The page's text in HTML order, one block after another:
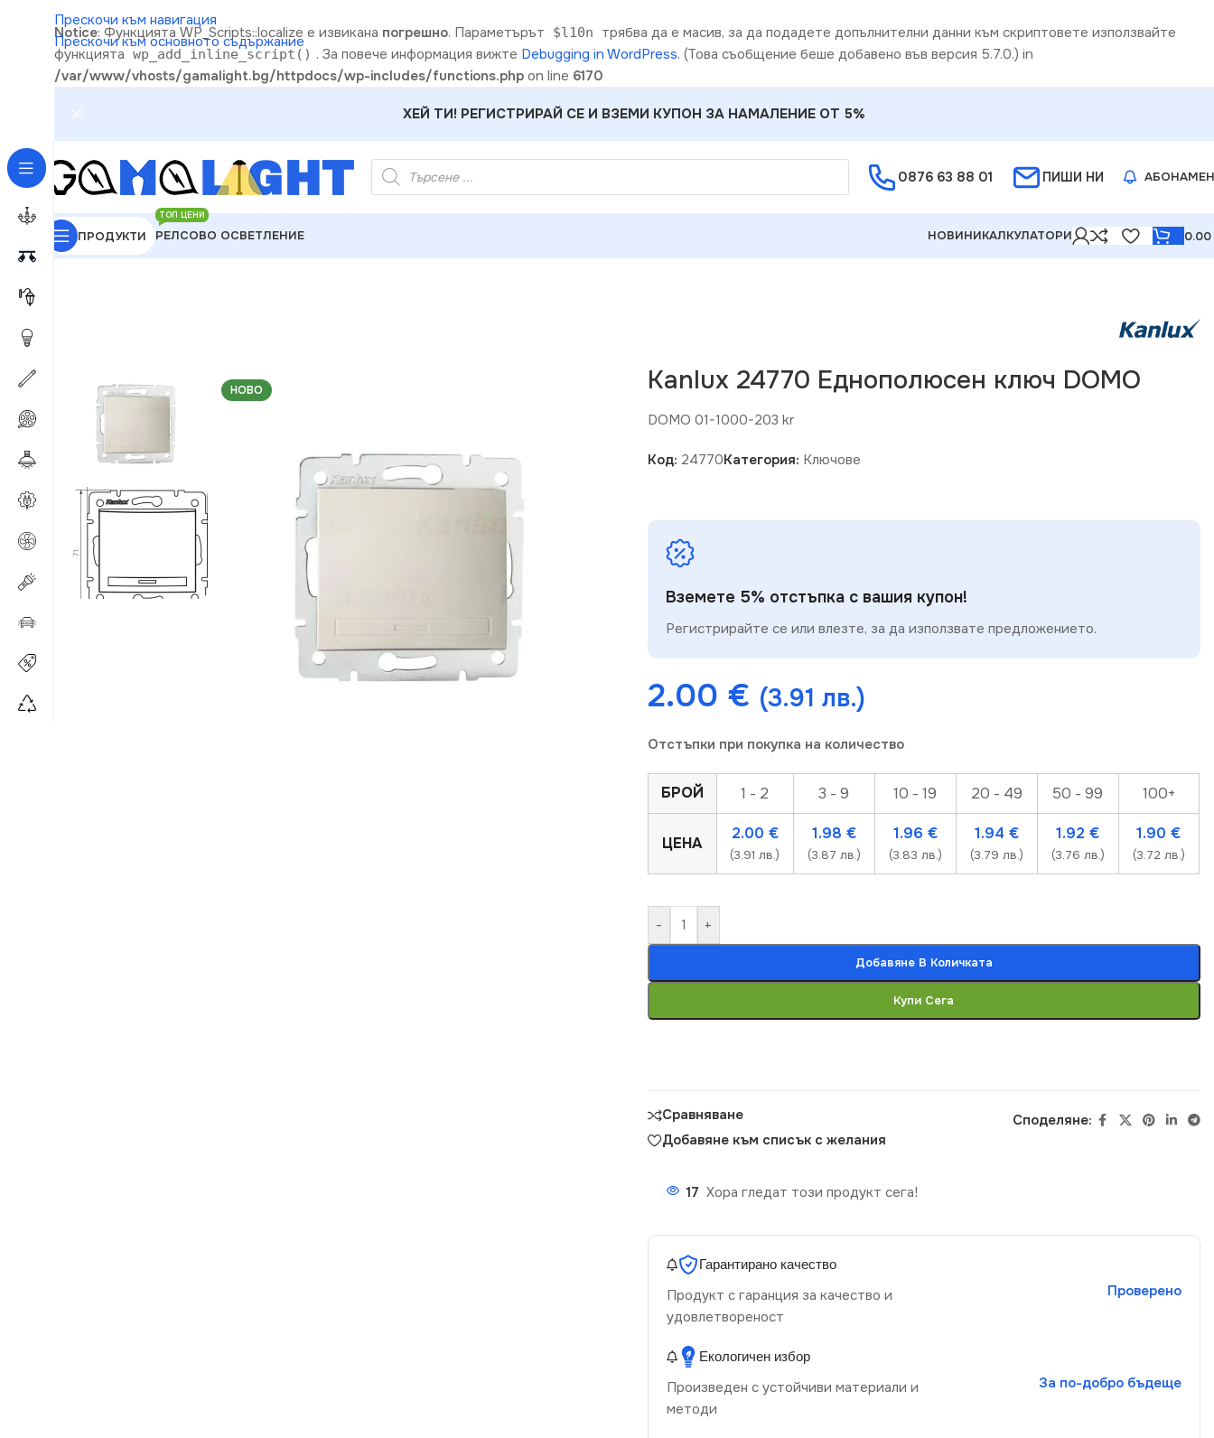
Notice: Функцията WP_Scripts::localize е извикана погрешно. Параметърът $l10n
трябва да е масив, за да подадете допълнителни данни към скриптовете използвайте
функцията wp_add_inline_script() . За повече информация вижте Debugging in WordPress. (Това съобщение беше добавено във версия 5.7.0.) in
/var/www/vhosts/gamalight.bg/httpdocs/wp-includes/functions.php on line 6170
Прескочи към навигация
Прескочи към основното съдържание
ХЕЙ ТИ! РЕГИСТРИРАЙ СЕ И ВЗЕМИ КУПОН ЗА НАМАЛЕНИЕ ОТ 5%
0876 63 88 01 ПИШИ НИ
ПРОДУКТИ РЕЛСОВО ОСВЕТЛЕНИЕ
ТОП ЦЕНИ
НОВИНИКАЛКУЛАТОРИ 0.00
GAMALIGHT»
НОВО Kanlux 24770 Еднополюсен ключ DOMO
DOMO 01-1000-203 kr
Код: 24770Категория: Ключове
Вземете 5% отстъпка с вашия купон!
Регистрирайте се или влезте, за да използвате предложението.
2.00 € (3.91 лв.)
Отстъпки при покупка на количество
БРОЙ 1 - 2 3 - 9 10 - 19 20 - 49 50 - 99 100+
ЦЕНА
2.00 €
(3.91 лв.)
1.98 €
(3.87 лв.)
1.96 €
(3.83 лв.)
1.94 €
(3.79 лв.)
1.92€
(3.76 лв.)
1.90€
(3.72 лв.)
- +
Добавяне В Количката
Купи Сега
Сравняване
Добавяне към списък с желания
Споделяне:
17 Хора гледат този продукт сега!
Гарантирано качество
Продукт с гаранция за качество и
удовлетвореност
Проверено
Екологичен избор
Произведен с устойчиви материали и
методи
За по-добро бъдеще